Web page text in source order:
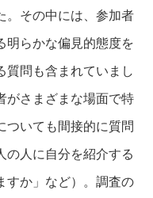
。その中には、参加者
明らかな偏見的態度を
質問も含まれていまし
がさまざまな場面で特
ついても間接的に質問
の人に自分を紹介する
すか」など）。調査の